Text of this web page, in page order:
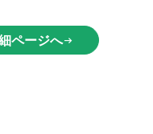
ページへarrow_right_alt